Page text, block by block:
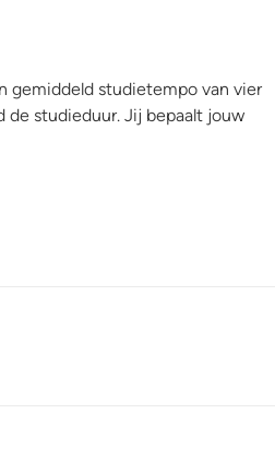
gemiddeld studietempo van vier
de studieduur. Jij bepaalt jouw